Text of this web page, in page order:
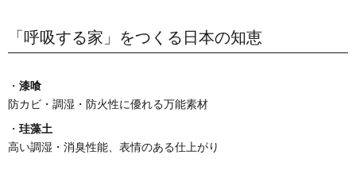
「呼吸する家」をつくる日本の知恵
・ 漆喰
防カビ・調湿・防火性に優れる万能素材
・ 珪藻土
高い調湿・消臭性能、表情のある仕上がり